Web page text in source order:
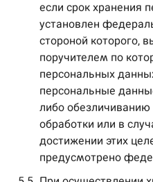
если срок хранения
установлен
стороной которого,
поручителем по
персональных
персональные
либо
обработки или в
достижении этих
предусмотрено